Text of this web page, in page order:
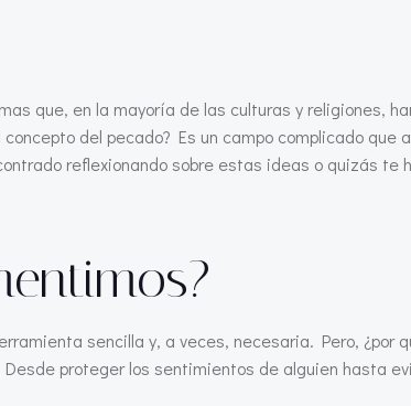
que, en la mayoría de las culturas y religiones,
concepto del pecado? Es un campo complicado
reflexionando sobre estas ideas o quizás
sencilla y, a veces, necesaria. Pero, ¿por
proteger los sentimientos de alguien hasta